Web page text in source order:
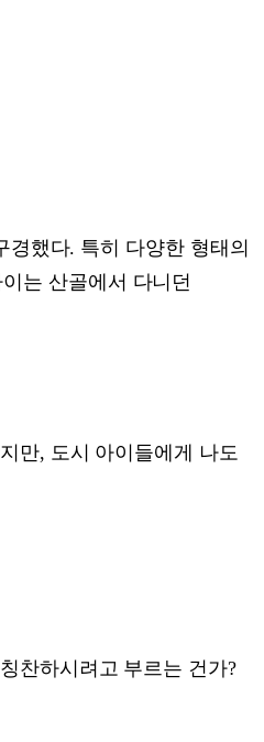
했다. 특히 다양한 형태의
는 산골에서 다니던
만, 도시 아이들에게 나도
찬하시려고 부르는 건가?